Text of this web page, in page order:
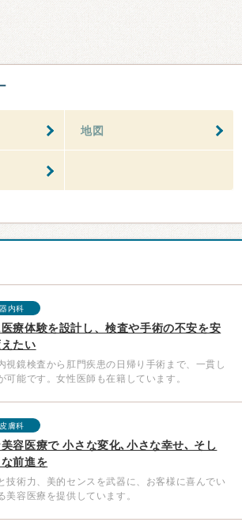
地図
内科
療体験を設計し、検査や手術の不安を安
たい
視鏡検査から肛門疾患の日帰り手術まで、一貫し
可能です。女性医師も在籍しています。
膚科
容医療で 小さな変化､小さな幸せ､ そし
前進を
技術力、美的センスを武器に、お客様に喜んでい
美容医療を提供しています。